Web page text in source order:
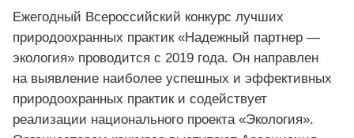
Ежегодный Всероссийский конкурс лучших
природоохранных практик «Надежный партнер —
экология» проводится с 2019 года. Он направлен
на выявление наиболее успешных и эффективных
природоохранных практик и содействует
реализации национального проекта «Экология».